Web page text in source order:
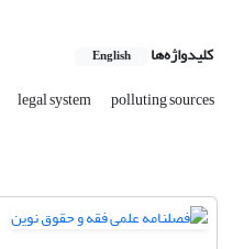
کلیدواژه‌ها English
legal system polluting sources